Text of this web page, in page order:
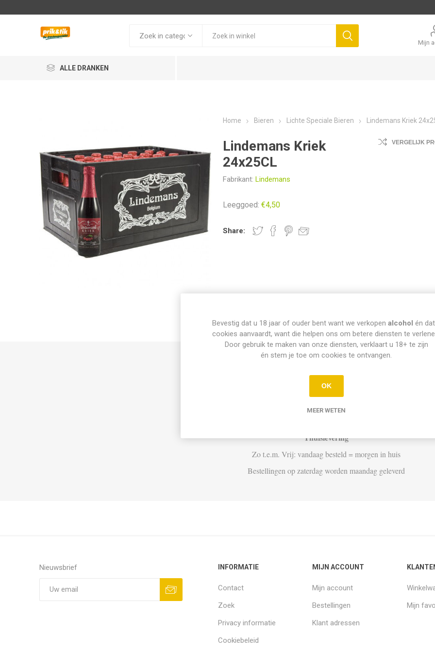
Mijn
ALLE DRANKEN
Home Bieren Lichte Speciale Bieren Lindemans Kriek
Lindemans Kriek
24x25CL
Fabrikant: Lindemans
VERGELIJK
Leeggoed:€4,50
Share:
INFO PICK-UP & LEVERING
Di t.e.m. Za: Vandaag besteld vóór 15u = vandaag af te halen vanaf 16u
Thuislevering
Zo t.e.m. Vrij: vandaag besteld = morgen in huis
Bestellingen op zaterdag worden maandag geleverd
Nieuwsbrief INFORMATIE
Contact
Zoek
Privacy informatie
Cookiebeleid
MIJN ACCOUNT
Mijn account
Bestellingen
Klant adressen
Mijn
Bevestig dat u 18 jaar of ouder bent want we verkopen alcohol én
cookies aanvaardt, want die helpen ons om betere diensten te
Door gebruik te maken van onze diensten, verklaart u 18+ te zijn
én stem je toe om cookies te ontvangen.
OK
MEER WETEN